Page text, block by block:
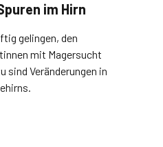
im Hirn
gelingen, den
mit Magersucht
sind Veränderungen in